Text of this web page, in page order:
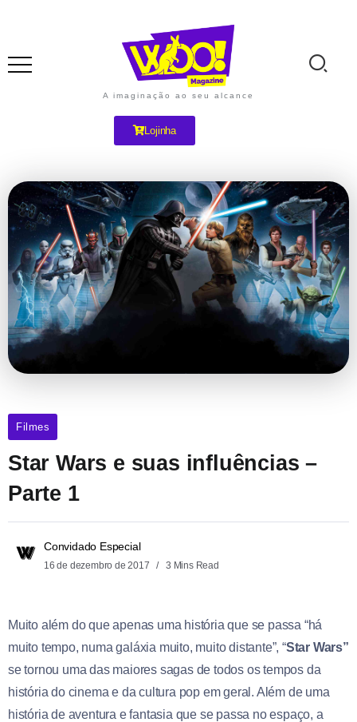
A imaginação ao seu alcance
Lojinha
Filmes
Star Wars e suas influências –
Parte 1
Convidado Especial
16 de dezembro de 2017 3 Mins Read
Muito além do que apenas uma história que se passa “há
muito tempo, numa galáxia muito, muito distante”, “Star Wars”
se tornou uma das maiores sagas de todos os tempos da
história do cinema e da cultura pop em geral. Além de uma
história de aventura e fantasia que se passa no espaço, a